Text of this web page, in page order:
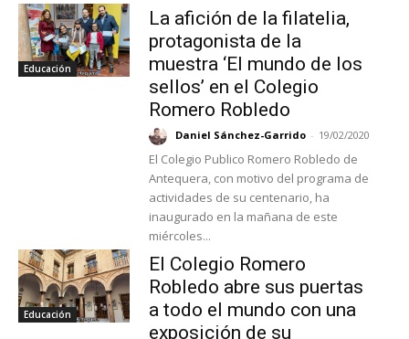
Educación
La afición de la filatelia,
protagonista de la
muestra ‘El mundo de los
sellos’ en el Colegio
Romero Robledo
Daniel Sánchez-Garrido - 19/02/2020
El Colegio Publico Romero Robledo de
Antequera, con motivo del programa de
actividades de su centenario, ha
inaugurado en la mañana de este
miércoles...
Educación
El Colegio Romero
Robledo abre sus puertas
a todo el mundo con una
exposición de su